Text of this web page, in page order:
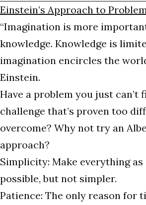
Einstein’s Approach to
“Imagination is more
knowledge. Knowledge is
imagination encircles the
Einstein.
Have a problem you just can’t
challenge that’s proven too
overcome? Why not try an
approach?
Simplicity: Make everything as
possible, but not simpler.
Patience: The only reason for